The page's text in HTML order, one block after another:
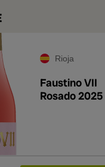
Rioja
Faustino VII
Rosado 2025